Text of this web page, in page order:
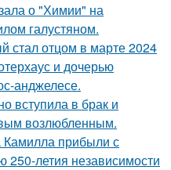
о "Химии" на
галустяном.
стал отцом в марте 2024
и дочерью
анджелесе.
вступила в брак и
возлюбленным.
Камилла прибыли с
250-летия независимости